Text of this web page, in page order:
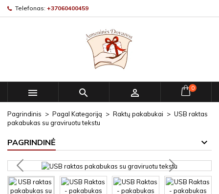
Telefonas: +37060400459
   0
Pagrindinis Pagal Kategoriją Raktų pakabukai
USB raktas
pakabukas su graviruotu tekstu
PAGRINDINĖ